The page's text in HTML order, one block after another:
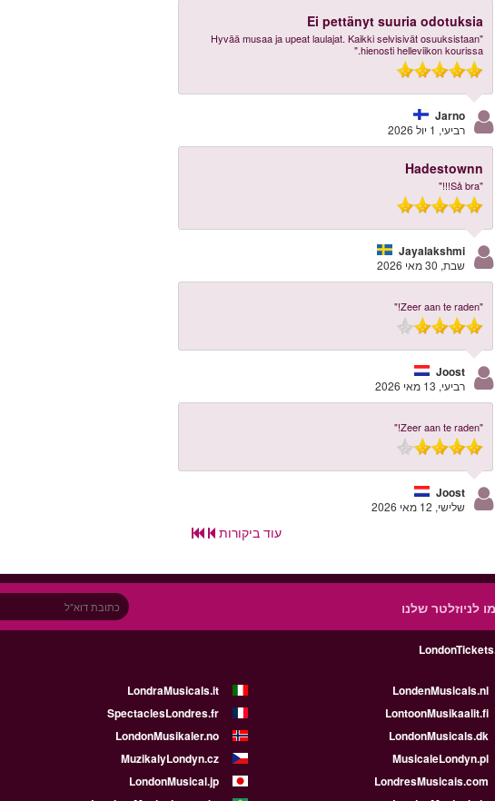
Ei pettänyt suuria odotuksia
"Hyvää musaa ja upeat laulajat. Kaikki selvisivät osuuksistaan
hienosti helleviikon kourissa."
Jarno
רביעי, 1 יול 2026
Hadestownn
"Så bra!!!"
Jayalakshmi
שבת, 30 מאי 2026
"Zeer aan te raden!"
Joost
רביעי, 13 מאי 2026
"Zeer aan te raden!"
Joost
שלישי, 12 מאי 2026
עוד ביקורות
לניוזלטר שלנו
LondenMusicals.nl
LondraMusicals.it
LontoonMusikaalit.fi
SpectaclesLondres.fr
LondonMusicals.dk
LondonMusikaler.no
MusicaleLondyn.pl
MuzikalyLondyn.cz
LondresMusicais.com
LondonMusical.jp